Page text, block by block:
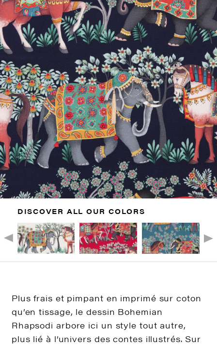
DISCOVER ALL OUR COLORS
Plus frais et pimpant en imprimé sur coton
qu’en tissage, le dessin Bohemian
Rhapsodi arbore ici un style tout autre,
plus lié à l’univers des contes illustrés. Sur